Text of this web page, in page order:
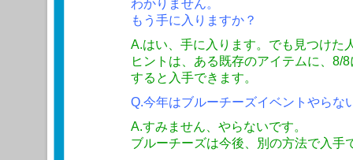
わかりません。
もう手に入りますか？
A.はい、手に入ります。でも見つけた
ヒントは、ある既存のアイテムに、8/
すると入手できます。
Q.今年はブルーチーズイベントやらな
A.すみません、やらないです。
ブルーチーズは今後、別の方法で入手